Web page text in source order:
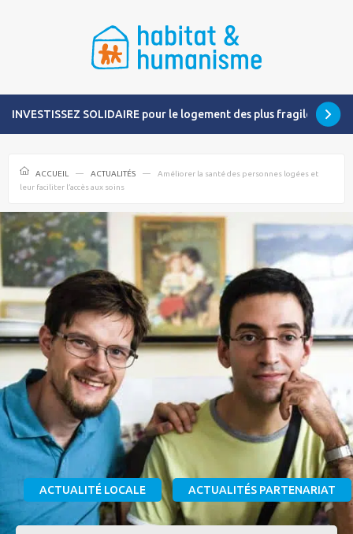
INVESTISSEZ SOLIDAIRE pour le logement des plus fragiles
ACCUEIL ACTUALITÉS
Améliorer la santé des personnes logées et
leur faciliter l’accès aux soins
ACTUALITÉ LOCALE ACTUALITÉS PARTENARIAT